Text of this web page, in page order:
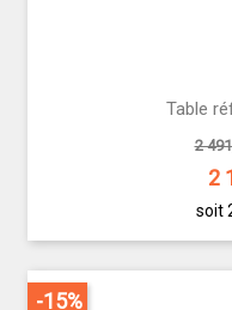
Table
2
2
soit
-15%